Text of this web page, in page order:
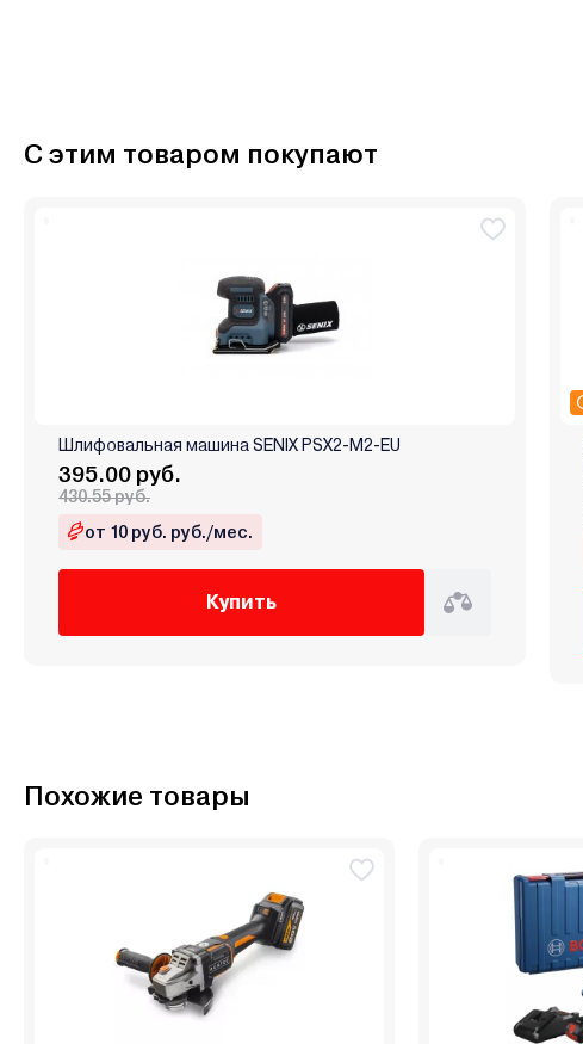
С этим товаром покупают
Шлифовальная машина SENIX PSX2-M2-EU
395.00 руб.
430.55 руб.
от 10 руб. руб./мес.
Купить
Похожие товары